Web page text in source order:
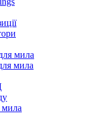
мила
мила
мила